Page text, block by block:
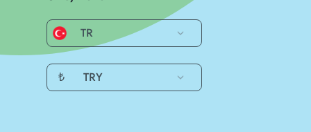
TR
₺ TRY